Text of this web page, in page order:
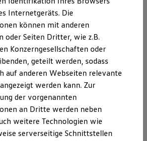
Kollektion
Kollektion
Drop
Ersatzteile
und HU/AU
auch abbrechen. Dann werden Sie
das Update erneut informiert.
eine Meldung, dass die
abgeschlossen wurde.
nach dem Update etwas
vorkommen, dann wenden Sie
Ihren VolkswagenPartner.
Internetgeräts. Die
können mit anderen
oder Seiten Dritter, wie z.B.
Konzerngesellschaften oder
geteilt werden, sodass
auf anderen Webseiten relevante
werden kann. Zur
der vorgenannten
an Dritte werden neben
weitere Technologien wie
serverseitige Schnittstellen